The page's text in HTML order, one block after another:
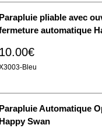
des informations
partenaires de
qui peuvent
que vous
lors de votre
Parapluie pliable avec
automatique
10.00€
Bleu
Parapluie Automatique
Happy Swan